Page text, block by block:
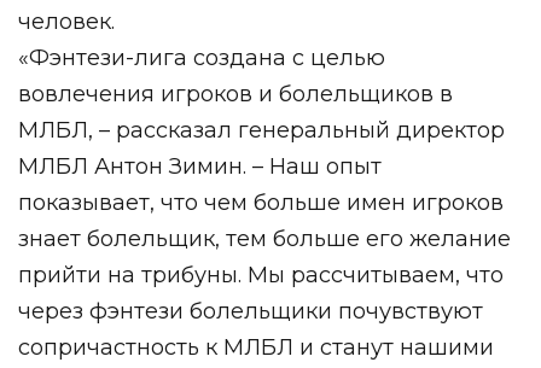
человек.
«Фэнтези-лига создана с целью
вовлечения игроков и болельщиков в
МЛБЛ, – рассказал генеральный директор
МЛБЛ Антон Зимин. – Наш опыт
показывает, что чем больше имен игроков
знает болельщик, тем больше его желание
прийти на трибуны. Мы рассчитываем, что
через фэнтези болельщики почувствуют
сопричастность к МЛБЛ и станут нашими